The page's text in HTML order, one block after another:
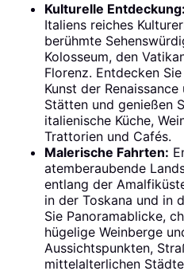
Kulturelle Entdeckung:
Italiens reiches
berühmte
Kolosseum, den
Florenz. Entdecken
Kunst der
Stätten und genießen
italienische Küche,
Trattorien und Cafés.
Malerische Fahrten:
atemberaubende
entlang der
in der Toskana und in
Sie Panoramablicke,
hügelige Weinberge
Aussichtspunkten,
mittelalterlichen